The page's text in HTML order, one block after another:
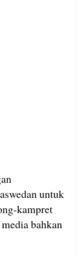
untuk
kampret
bahkan